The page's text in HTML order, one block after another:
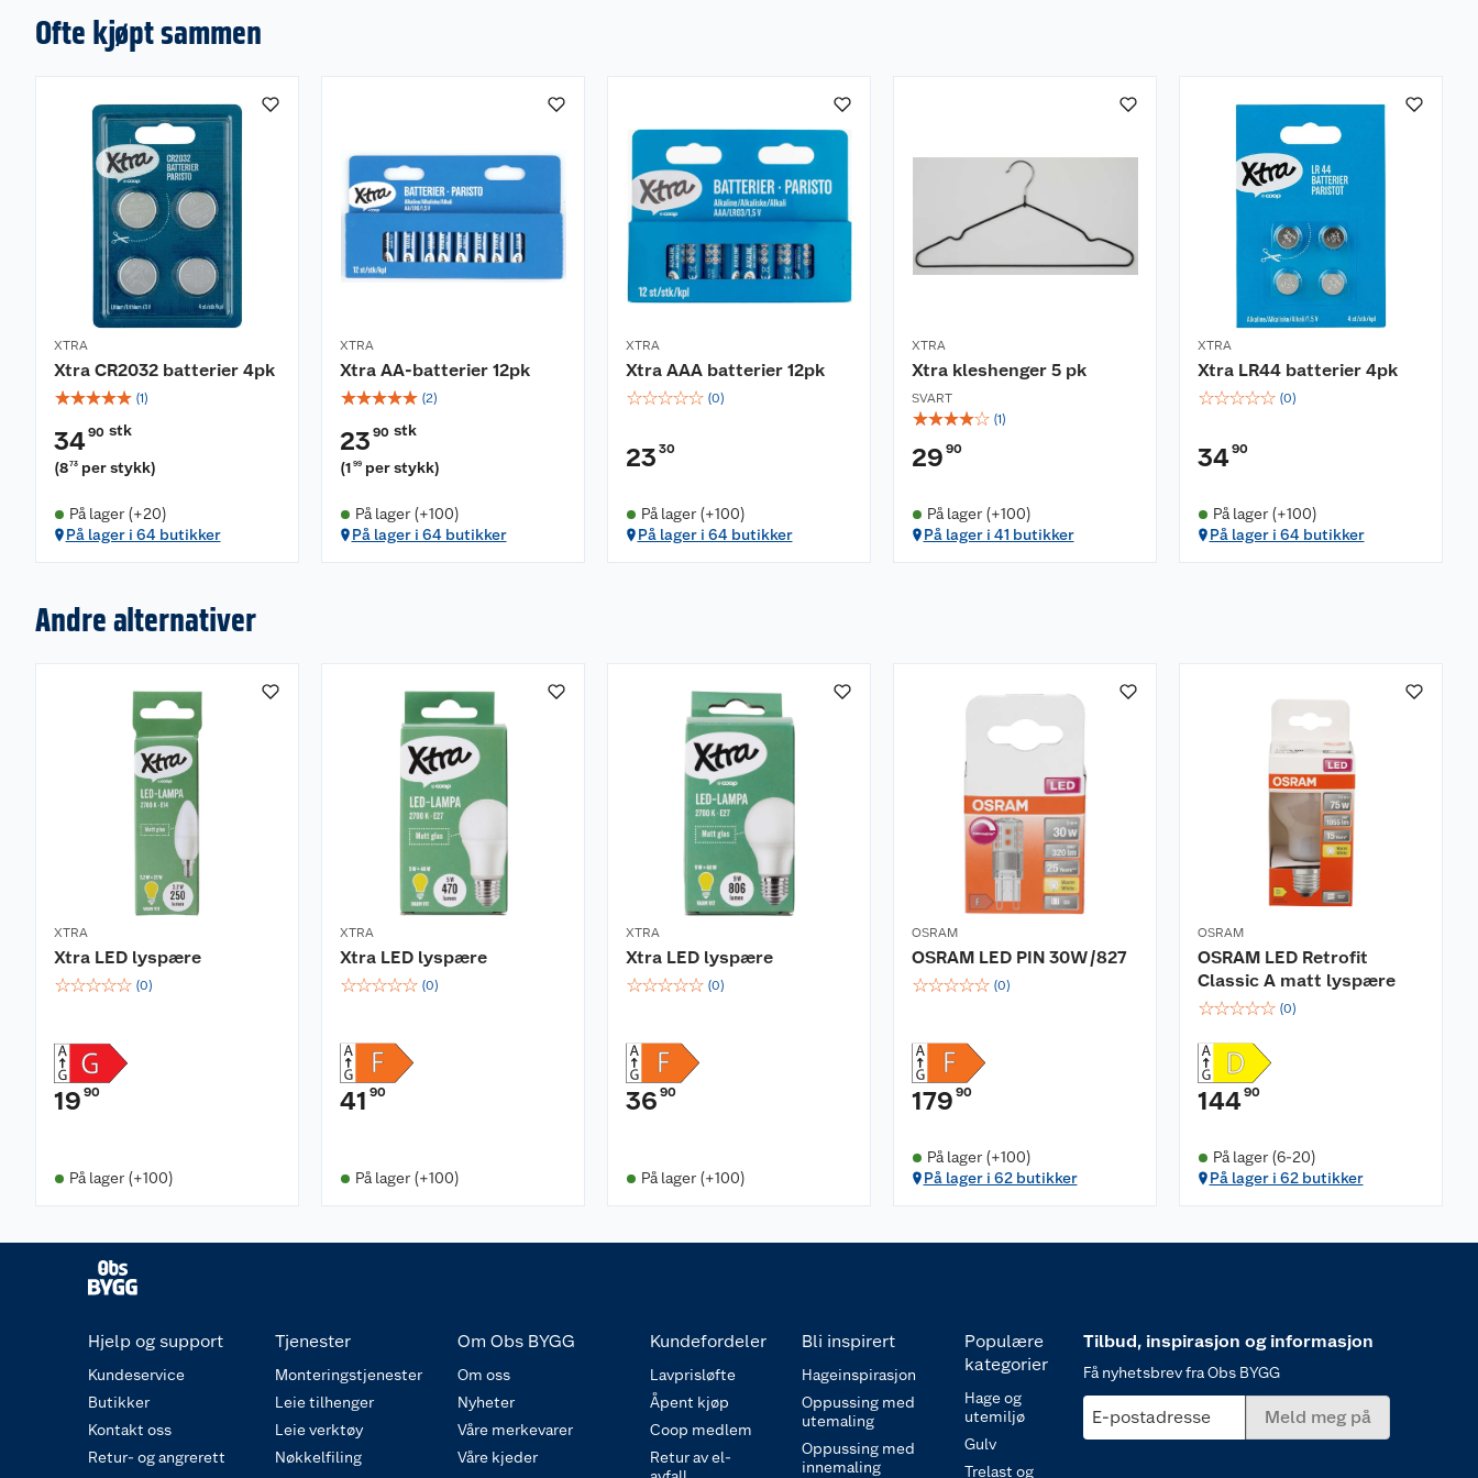
Ofte kjøpt sammen
XTRA
Xtra CR2032 batterier 4pk
☆☆☆☆☆ (1)
3490 stk
(873 per stykk)
På lager (+20)
På lager i 64 butikker
XTRA
Xtra AA-batterier 12pk
☆☆☆☆☆ (2)
23 90 stk
(1 99 per stykk)
På lager (+100)
På lager i 64 butikker
XTRA
Xtra AAA batterier 12pk
☆☆☆☆☆ (0)
23 30
På lager (+100)
På lager i 64 butikker
XTRA
Xtra kleshenger 5 pk
SVART
☆☆☆☆☆ (1)
29 90
På lager (+100)
På lager i 41 butikker
XTRA
Xtra LR44 batterier 4pk
☆☆☆☆☆ (0)
3490
På lager (+100)
På lager i 64 butikker
Andre alternativer
XTRA
Xtra LED lyspære
☆☆☆☆☆ (0)
19 90
På lager (+100)
XTRA
Xtra LED lyspære
☆☆☆☆☆ (0)
41 90
På lager (+100)
XTRA
Xtra LED lyspære
☆☆☆☆☆ (0)
36 90
På lager (+100)
OSRAM
OSRAM LED PIN 30W/827
☆☆☆☆☆ (0)
179 90
På lager (+100)
På lager i 62 butikker
OSRAM
OSRAM LED Retrofit
Classic A matt lyspære
☆☆☆☆☆ (0)
14490
På lager (6-20)
På lager i 62 butikker
Hjelp og support
Kundeservice
Butikker
Kontakt oss
Retur- og angrerett
Tjenester
Monteringstjenester
Leie tilhenger
Leie verktøy
Nøkkelfiling
Om Obs BYGG
Om oss
Nyheter
Våre merkevarer
Våre kjeder
Kundefordeler
Lavprisløfte
Åpent kjøp
Coop medlem
Retur av el-
Bli inspirert
Hageinspirasjon
Oppussing med
utemaling
Oppussing med
innemaling
Populære
kategorier
Hage og
utemiljø
Gulv
Trelast og
Tilbud, inspirasjon og informasjon
Få nyhetsbrev fra Obs BYGG
E-postadresse Meld meg på